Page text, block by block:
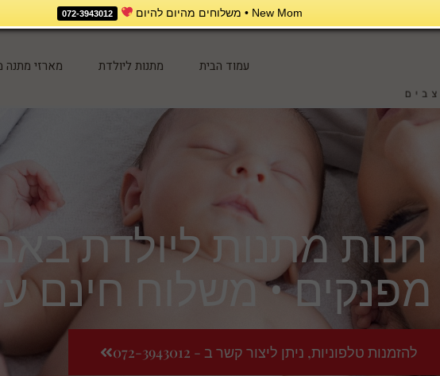
New Mom • משלוחים מהיום להיום 072-3943012
עמוד הבית מתנות ליולדת מארזי מתנה
מפנקים • משלוח חינם
להזמנות טלפוניות, ניתן ליצור קשר ב - 072-3943012